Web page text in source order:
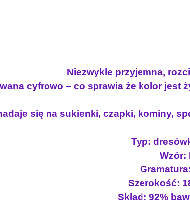
Niezwykle przyjemna,
cyfrowo – co sprawia że kolor jest
się na sukienki, czapki, kominy,
Typ:
Wzór:
Szerokość:
Skład: 92%